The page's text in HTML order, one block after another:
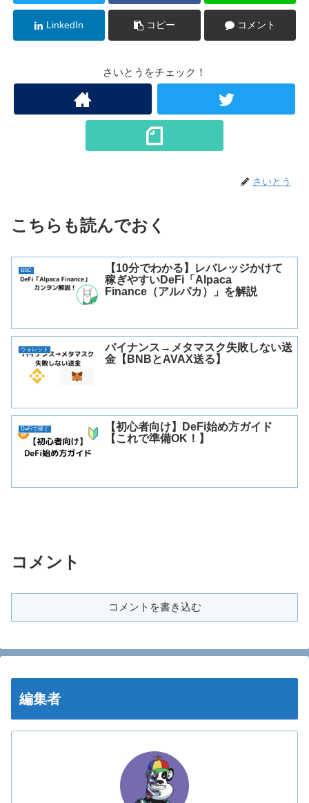
LinkedIn コピー コメント
さいとうをチェック！
さいとう
こちらも読んでおく
BSC
【10分でわかる】レバレッジかけて
稼ぎやすいDeFi「Alpaca
Finance（アルパカ）」を解説
ウォレット
バイナンス→メタマスク失敗しない送
金【BNBとAVAX送る】
DeFiで稼ぐ
【初心者向け】DeFi始め方ガイド
【これで準備OK！】
コメント
コメントを書き込む
編集者